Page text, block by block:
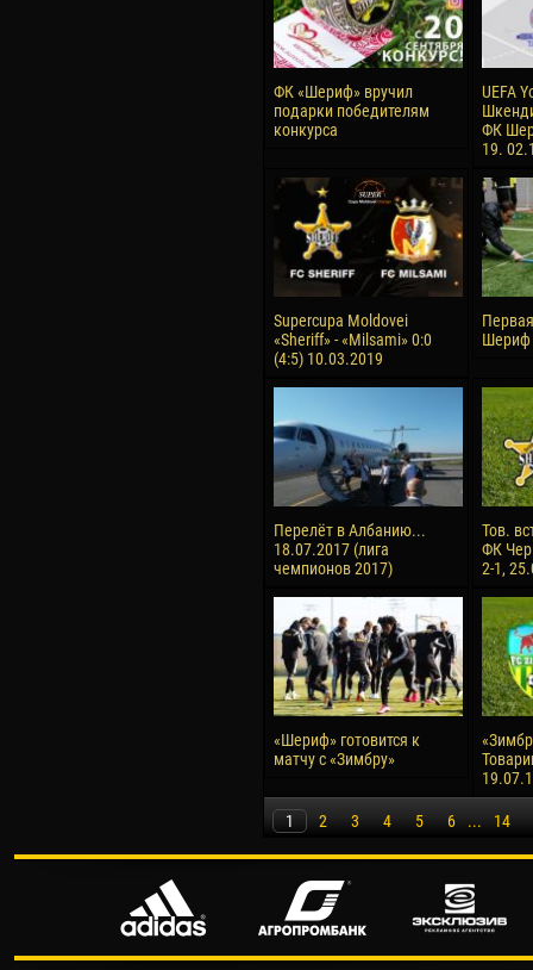
ФК «Шериф» вручил
подарки победителям
конкурса
UEFA
ФК
19.
Supercupa Moldovei
«Sheriff» - «Milsami» 0:0
(4:5) 10.03.2019
Шериф
Перелёт в Албанию...
18.07.2017 (лига
чемпионов 2017)
Тов.
ФК
2-1,
«Шериф» готовится к
матчу с «Зимбру»
1 2 3 4 5 6 ... 14